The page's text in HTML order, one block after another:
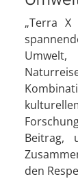
„Terra
Beitrag,
den